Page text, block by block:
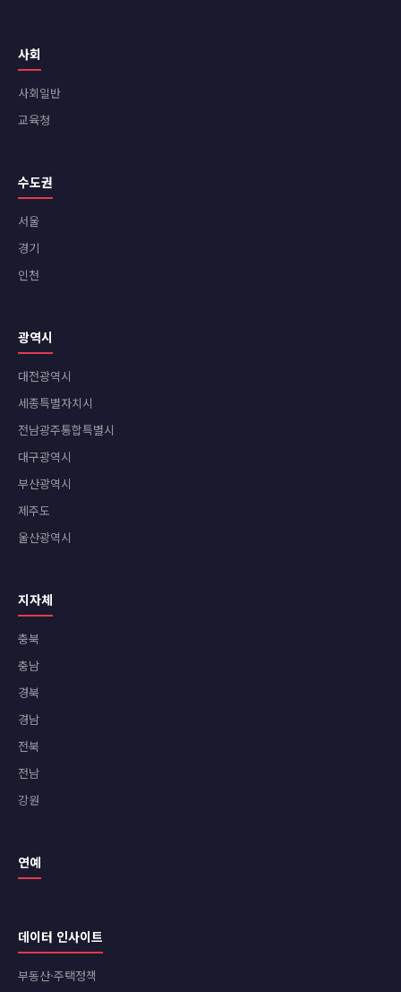
사회
사회일반
교육청
수도권
서울
경기
인천
광역시
대전광역시
세종특별자치시
전남광주통합특별시
대구광역시
부산광역시
제주도
울산광역시
지자체
충북
충남
경북
경남
전북
전남
강원
연예
데이터 인사이트
부동산·주택정책